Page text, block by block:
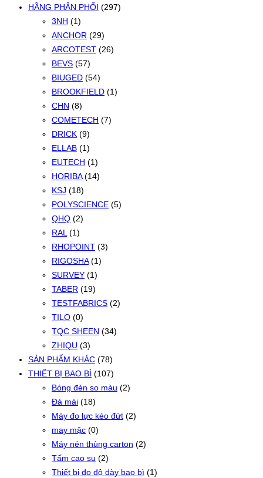
HÃNG PHÂN PHỐI (297)
3NH (1)
ANCHOR (29)
ARCOTEST (26)
BEVS (57)
BIUGED (54)
BROOKFIELD (1)
CHN (8)
COMETECH (7)
DRICK (9)
ELLAB (1)
EUTECH (1)
HORIBA (14)
KSJ (18)
POLYSCIENCE (5)
QHQ (2)
RAL (1)
RHOPOINT (3)
RIGOSHA (1)
SURVEY (1)
TABER (19)
TESTFABRICS (2)
TILO (0)
TQC SHEEN (34)
ZHIQU (3)
SẢN PHẨM KHÁC (78)
THIẾT BỊ BAO BÌ (107)
Bóng đèn so màu (2)
Đá mài (18)
Máy đo lực kéo đứt (2)
may mặc (0)
Máy nén thùng carton (2)
Tấm cao su (2)
Thiết bị đo độ dày bao bì (1)